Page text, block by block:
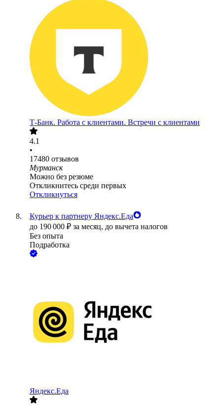
Т-Банк. Работа с клиентами. Встречи с клиентами
4.1
•
17480 отзывов
Мурманск
Можно без резюме
Откликнитесь среди первых
Откликнуться
Курьер к партнеру Яндекс.Еда
до 190 000 ₽ за месяц, до вычета налогов
Без опыта
Подработка
Яндекс.Еда